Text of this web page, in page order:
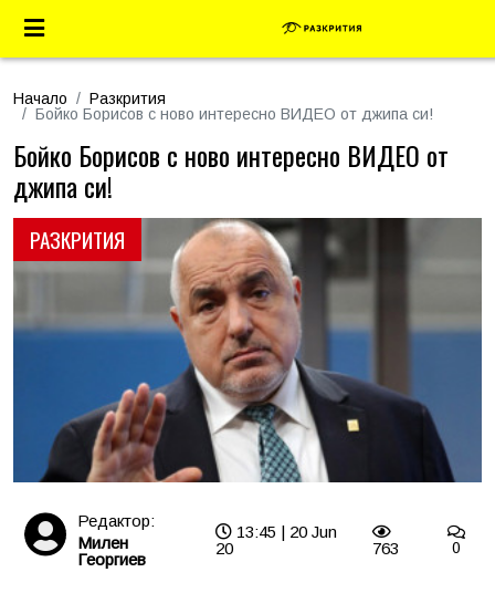
Начало
Разкрития
Бойко Борисов с ново интересно ВИДЕО от джипа си!
РАЗКРИТИЯ
Бойко Борисов с ново интересно ВИДЕО от
джипа си!
Редактор:
Милен
Георгиев
13:45 | 20 Jun
20
763 0